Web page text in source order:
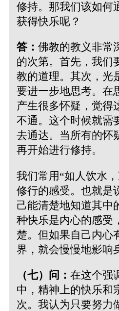
修持。那我们该如何
获得快乐呢？
答： 佛教的教义非常
的次第。首先，我们
教的道理。其次，光
要进一步地思考。在
产生很多怀疑，觉得
不通。这个时候就需
去通达。当所有的怀
再开始进行修持。
我们常用“如人饮水
修行的感受。也就是
己能清楚地知道其中
种快乐是内心的感受
楚。但如果自己内心
界，就会慢慢地影响
（七）问： 在这个强
中，精神上的快乐和
次。我认为只要努力